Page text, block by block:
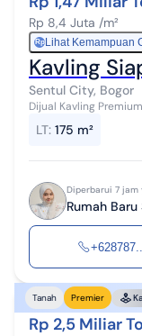
Rp 8,4 Juta /m²
Rp Lihat Kemampuan
Kavling
Sentul City, Bogor
Dijual Kavling
City denga...
LT: 175 m²
Diperbarui 7 jam
Rumah
+628787...
Tanah Premier
Rp 2,5 Miliar